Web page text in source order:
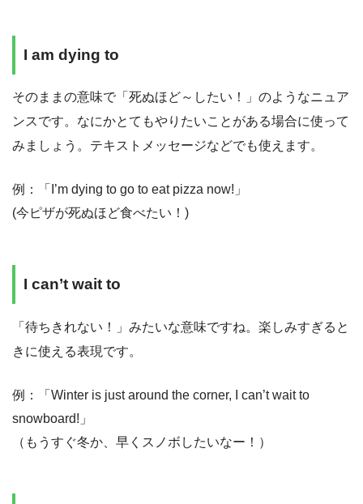
I am dying to
そのままの意味で「死ぬほど～したい！」のようなニュア
ンスです。なにかとてもやりたいことがある場合に使って
みましょう。テキストメッセージなどでも使えます。
例：「I’m dying to go to eat pizza now!」
(今ピザが死ぬほど食べたい！)
I can’t wait to
「待ちきれない！」みたいな意味ですね。楽しみすぎると
きに使える表現です。
例：「Winter is just around the corner, I can’t wait to
snowboard!」
（もうすぐ冬か、早くスノボしたいなー！）